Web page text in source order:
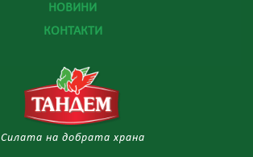
НОВИНИ
КОНТАКТИ
Силата на добрата храна